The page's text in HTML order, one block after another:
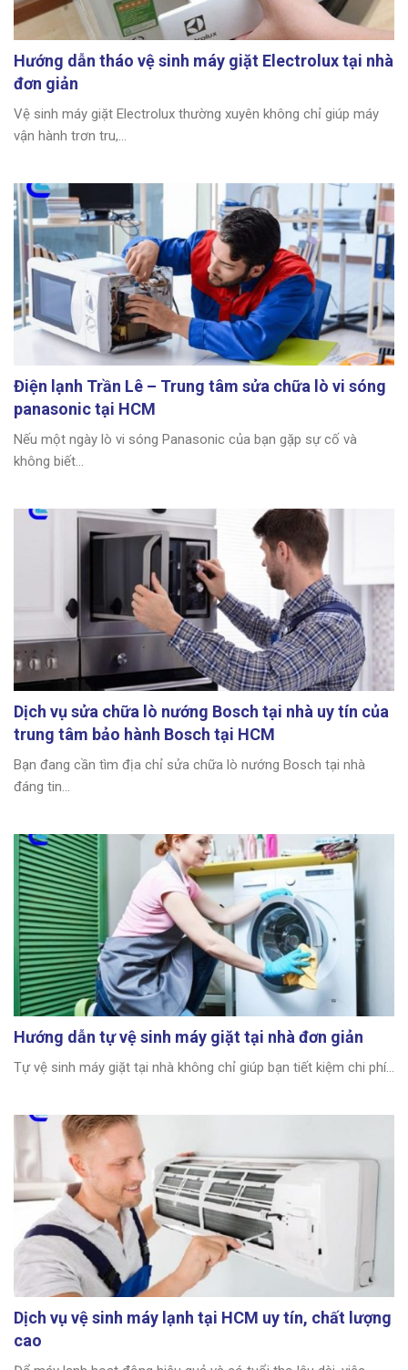
Hướng dẫn tháo vệ sinh máy giặt Electrolux tại nhà
đơn giản
Vệ sinh máy giặt Electrolux thường xuyên không chỉ giúp máy
vận hành trơn tru,...
Điện lạnh Trần Lê – Trung tâm sửa chữa lò vi sóng
panasonic tại HCM
Nếu một ngày lò vi sóng Panasonic của bạn gặp sự cố và
không biết...
Dịch vụ sửa chữa lò nướng Bosch tại nhà uy tín của
trung tâm bảo hành Bosch tại HCM
Bạn đang cần tìm địa chỉ sửa chữa lò nướng Bosch tại nhà
đáng tin...
Hướng dẫn tự vệ sinh máy giặt tại nhà đơn giản
Tự vệ sinh máy giặt tại nhà không chỉ giúp bạn tiết kiệm chi phí...
Dịch vụ vệ sinh máy lạnh tại HCM uy tín, chất lượng
cao